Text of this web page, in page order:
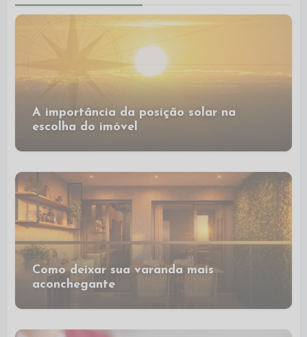
A importância da posição solar na
escolha do imóvel
Como deixar sua varanda mais
aconchegante